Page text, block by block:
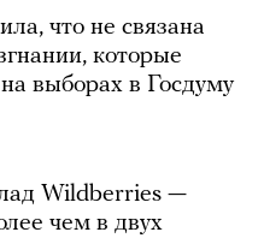
что не связана
которые
выборах в Госдуму
Wildberries —
чем в двух